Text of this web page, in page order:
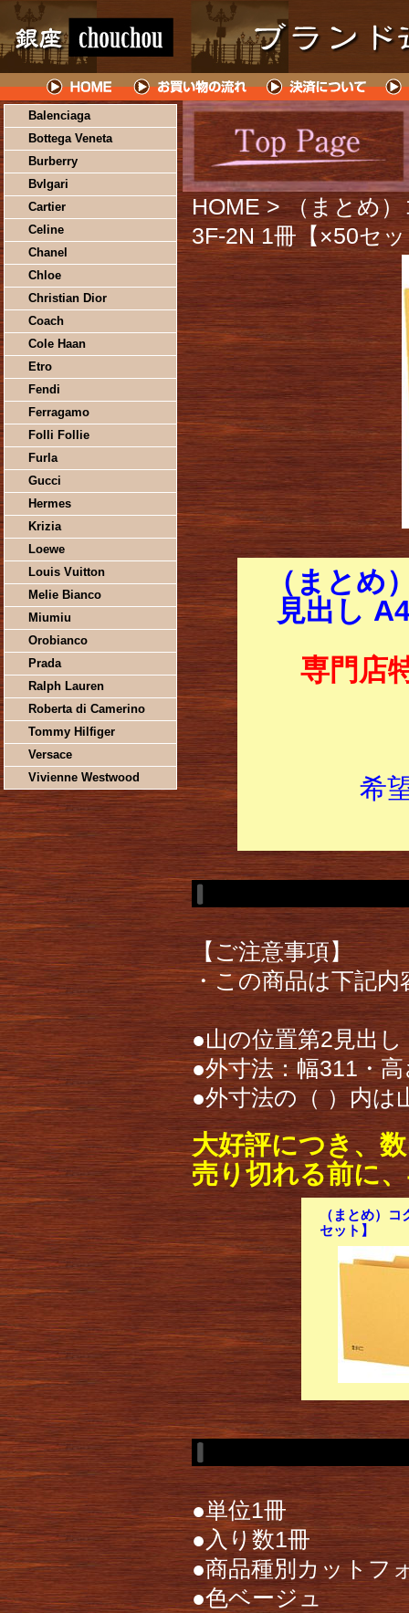
Balenciaga
Bottega Veneta
Burberry
Bvlgari
Cartier
Celine
Chanel
Chloe
Christian Dior
Coach
Cole Haan
Etro
Fendi
Ferragamo
Folli Follie
Furla
Gucci
Hermes
Krizia
Loewe
Louis Vuitton
Melie Bianco
Miumiu
Orobianco
Prada
Ralph Lauren
Roberta di Camerino
Tommy Hilfiger
Versace
Vivienne Westwood
HOME > （まとめ
3F-2N 1冊【×50セ
（まとめ
見出し
専門店
希
【ご注意事項】
・この商品は下記
●山の位置第2見出し
●外寸法：幅311・
●外寸法の（ ）内は
大好評につき、
売り切れる前に
（まとめ）
セット】
●単位1冊
●入り数1冊
●商品種別カットフ
●色ベージュ